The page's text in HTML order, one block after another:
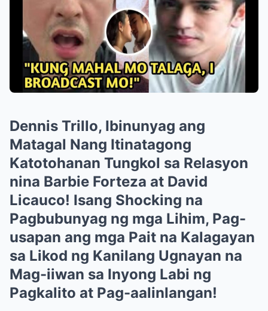
Dennis Trillo, Ibinunyag ang
Matagal Nang Itinatagong
Katotohanan Tungkol sa Relasyon
nina Barbie Forteza at David
Licauco! Isang Shocking na
Pagbubunyag ng mga Lihim, Pag-
usapan ang mga Pait na Kalagayan
sa Likod ng Kanilang Ugnayan na
Mag-iiwan sa Inyong Labi ng
Pagkalito at Pag-aalinlangan!